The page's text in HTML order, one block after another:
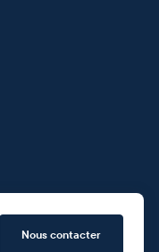
Nous contacter